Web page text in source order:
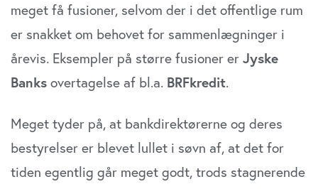
meget få fusioner, selvom der i det offentlige rum
er snakket om behovet for sammenlægninger i
årevis. Eksempler på større fusioner er Jyske
Banks overtagelse af bl.a. BRFkredit.
Meget tyder på, at bankdirektørerne og deres
bestyrelser er blevet lullet i søvn af, at det for
tiden egentlig går meget godt, trods stagnerende